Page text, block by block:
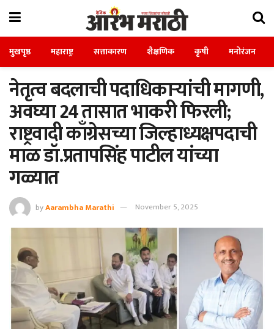
मुखपृष्ठ महाराष्ट्र सत्ताकारण शैक्षणिक कृषी मनोरंजन
नेतृत्व बदलाची पदाधिकाऱ्यांची मागणी,
अवघ्या 24 तासात भाकरी फिरली;
राष्ट्रवादी काँग्रेसच्या जिल्हाध्यक्षपदाची
माळ डॉ.प्रतापसिंह पाटील यांच्या
गळ्यात
byAarambha Marathi November 5, 2025